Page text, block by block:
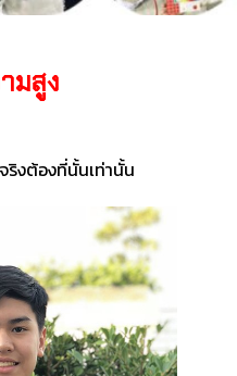
มสูง
ริงต้องที่นั้นเท่านั้น